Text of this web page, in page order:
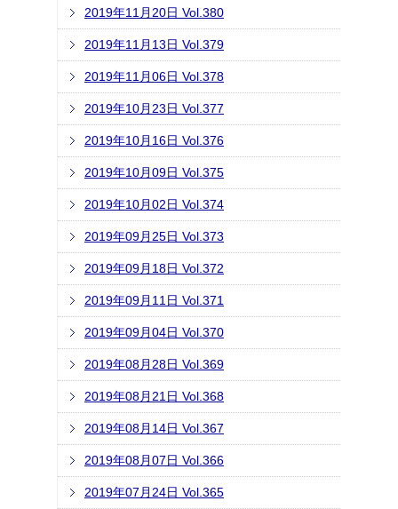
2019年11月20日 Vol.380
2019年11月13日 Vol.379
2019年11月06日 Vol.378
2019年10月23日 Vol.377
2019年10月16日 Vol.376
2019年10月09日 Vol.375
2019年10月02日 Vol.374
2019年09月25日 Vol.373
2019年09月18日 Vol.372
2019年09月11日 Vol.371
2019年09月04日 Vol.370
2019年08月28日 Vol.369
2019年08月21日 Vol.368
2019年08月14日 Vol.367
2019年08月07日 Vol.366
2019年07月24日 Vol.365